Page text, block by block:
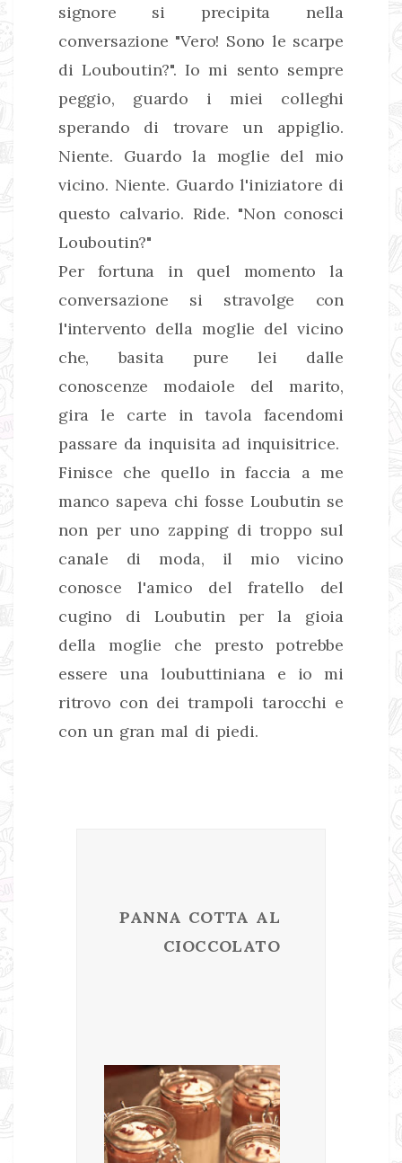
signore si precipita nella
conversazione "Vero! Sono le scarpe
di Louboutin?". Io mi sento sempre
peggio, guardo i miei colleghi
sperando di trovare un appiglio.
Niente. Guardo la moglie del mio
vicino. Niente. Guardo l'iniziatore di
questo calvario. Ride. "Non conosci
Louboutin?"
Per fortuna in quel momento la
conversazione si stravolge con
l'intervento della moglie del vicino
che, basita pure lei dalle
conoscenze modaiole del marito,
gira le carte in tavola facendomi
passare da inquisita ad inquisitrice.
Finisce che quello in faccia a me
manco sapeva chi fosse Loubutin se
non per uno zapping di troppo sul
canale di moda, il mio vicino
conosce l'amico del fratello del
cugino di Loubutin per la gioia
della moglie che presto potrebbe
essere una loubuttiniana e io mi
ritrovo con dei trampoli tarocchi e
con un gran mal di piedi.
PANNA COTTA AL
CIOCCOLATO